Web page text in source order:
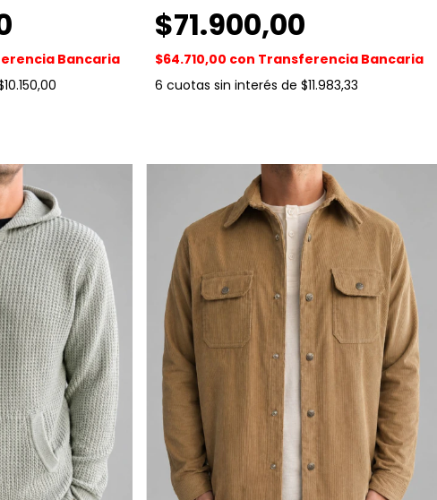
Bancaria
$71.900,00
$64.710,00 con Transferencia Bancaria
6 cuotas sin interés de$11.983,33